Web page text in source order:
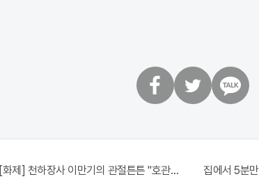
북
톡
[화제] 천하장사 이만기의 관절튼튼 "호관원" 100%당첨 혜택
집에서 5분